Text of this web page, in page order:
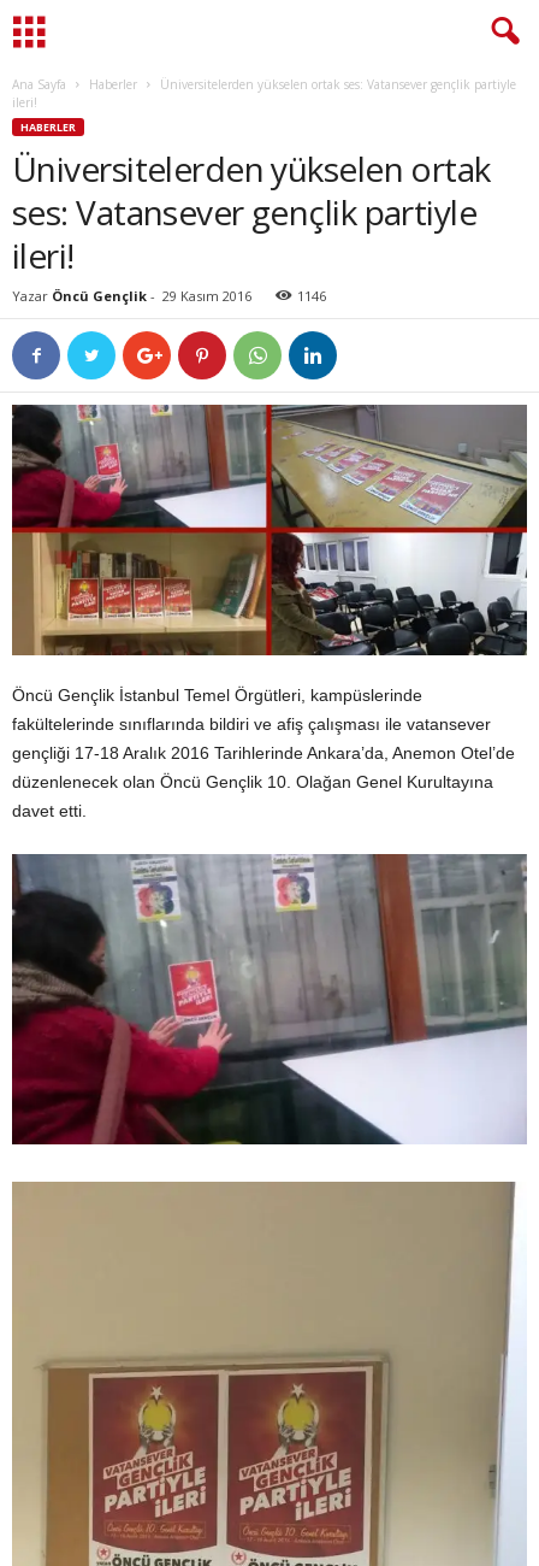
Ana Sayfa Haberler
Üniversitelerden yükselen ortak ses: Vatansever gençlik partiyle
ileri!
HABERLER
Üniversitelerden yükselen ortak
ses: Vatansever gençlik partiyle
ileri!
Yazar Öncü Gençlik - 29 Kasım 2016 1146
Öncü Gençlik İstanbul Temel Örgütleri, kampüslerinde
fakültelerinde sınıflarında bildiri ve afiş çalışması ile vatansever
gençliği 17-18 Aralık 2016 Tarihlerinde Ankara’da, Anemon Otel’de
düzenlenecek olan Öncü Gençlik 10. Olağan Genel Kurultayına
davet etti.